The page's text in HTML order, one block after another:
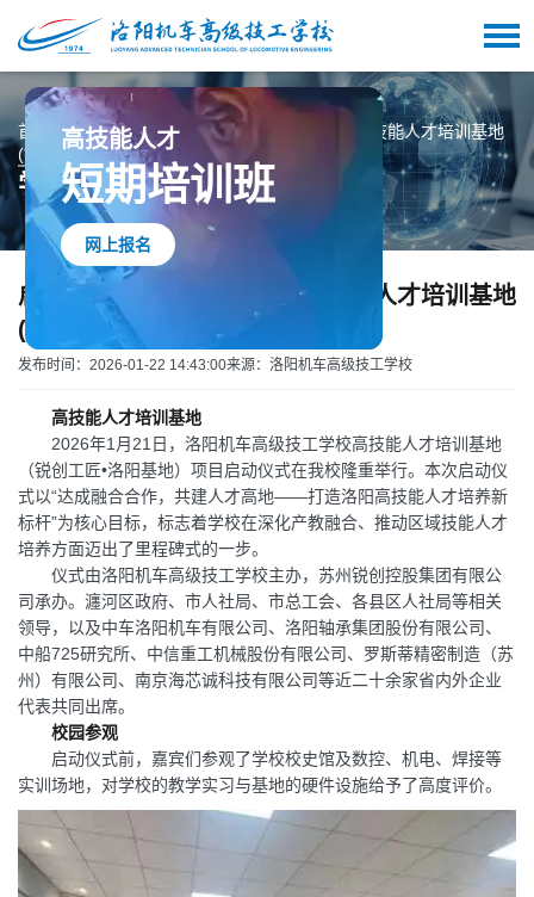
首页 学校动态
启航新程，共赴未来 | 我校高技能人才培训基地
(锐创工匠·洛阳基地)项目正式启动
学校动态
启航新程，共赴未来 | 我校高技能人才培训基地
(锐创工匠·洛阳基地)项目正式启动
发布时间：2026-01-22 14:43:00来源：洛阳机车高级技工学校
高技能人才培训基地
2026年1月21日，洛阳机车高级技工学校高技能人才培训基地
（锐创工匠•洛阳基地）项目启动仪式在我校隆重举行。本次启动仪
式以“达成融合合作，共建人才高地——打造洛阳高技能人才培养新
标杆”为核心目标，标志着学校在深化产教融合、推动区域技能人才
培养方面迈出了里程碑式的一步。
仪式由洛阳机车高级技工学校主办，苏州锐创控股集团有限公
司承办。瀍河区政府、市人社局、市总工会、各县区人社局等相关
领导，以及中车洛阳机车有限公司、洛阳轴承集团股份有限公司、
中船725研究所、中信重工机械股份有限公司、罗斯蒂精密制造（苏
州）有限公司、南京海芯诚科技有限公司等近二十余家省内外企业
代表共同出席。
校园参观
启动仪式前，嘉宾们参观了学校校史馆及数控、机电、焊接等
实训场地，对学校的教学实习与基地的硬件设施给予了高度评价。
高技能人才
短期培训班
网上报名